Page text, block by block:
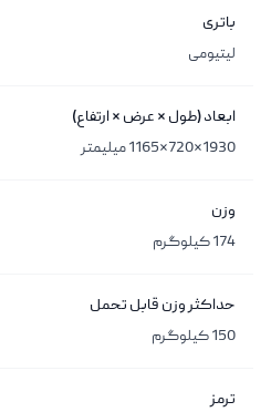
باتری
لیتیومی
ابعاد (طول × عرض × ارتفاع)
1930*720*1165 میلیمتر
وزن
174 کیلوگرم
حداکثر وزن قابل تحمل
150 کیلوگرم
ترمز